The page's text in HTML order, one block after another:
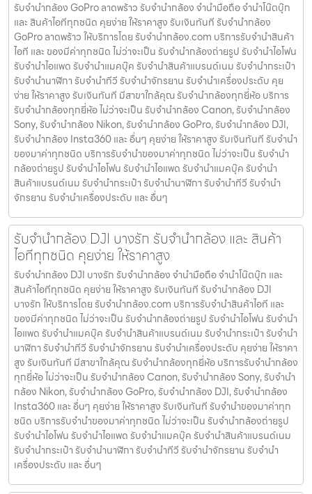
รับจำนำกล้อง GoPro ลาดพร้าว รับจํานํากล้อง จำนำมือถือ จำนำโน๊ตบุ๊ก
และ สินค้าไอทีทุกชนิด คุยง่าย ให้ราคาสูง รับเงินทันที รับจำนำกล้อง
GoPro ลาดพร้าว ให้บริการโดย รับจํานํากล้อง.com บริการรับจํานําสินค้า
ไอที และ ของมีค่าทุกชนิด ไม่ว่าจะเป็น รับจํานํากล้องถ่ายรูป รับจํานําไอโฟน
รับจํานําไอแพด รับจํานําแมคบุ๊ค รับจํานําสินค้าแบรนด์เนม รับจํานํากระเป๋า
รับจํานํานาฬิกา รับจํานําทีวี รับจํานําจักรยาน รับจํานําเครื่องประดับ คุย
ง่าย ให้ราคาสูง รับเงินทันที มีสาขาใกล้คุณ รับจำนำกล้องทุกยี่ห้อ บริการ
รับจำนำกล้องทุกยี่ห้อ ไม่ว่าจะเป็น รับจำนำกล้อง Canon, รับจำนำกล้อง
Sony, รับจำนำกล้อง Nikon, รับจำนำกล้อง GoPro, รับจำนำกล้อง DJI,
รับจำนำกล้อง Insta360 และ อื่นๆ คุยง่าย ให้ราคาสูง รับเงินทันที รับจำนำ
ของมาค่าทุกชนิด บริการรับจำนำของมาค่าทุกชนิด ไม่ว่าจะเป็น รับจํานํา
กล้องถ่ายรูป รับจํานําไอโฟน รับจํานําไอแพด รับจํานําแมคบุ๊ค รับจํานํา
สินค้าแบรนด์เนม รับจํานํากระเป๋า รับจํานํานาฬิกา รับจํานําทีวี รับจํานํา
จักรยาน รับจํานําเครื่องประดับ และ อื่นๆ
รับจำนำกล้อง DJI บางรัก รับจํานํากล้อง และ สินค้า
ไอทีทุกชนิด คุยง่าย ให้ราคาสูง
รับจำนำกล้อง DJI บางรัก รับจํานํากล้อง จำนำมือถือ จำนำโน๊ตบุ๊ก และ
สินค้าไอทีทุกชนิด คุยง่าย ให้ราคาสูง รับเงินทันที รับจำนำกล้อง DJI
บางรัก ให้บริการโดย รับจํานํากล้อง.com บริการรับจํานําสินค้าไอที และ
ของมีค่าทุกชนิด ไม่ว่าจะเป็น รับจํานํากล้องถ่ายรูป รับจํานําไอโฟน รับจํานํา
ไอแพด รับจํานําแมคบุ๊ค รับจํานําสินค้าแบรนด์เนม รับจํานํากระเป๋า รับจํานํา
นาฬิกา รับจํานําทีวี รับจํานําจักรยาน รับจํานําเครื่องประดับ คุยง่าย ให้ราคา
สูง รับเงินทันที มีสาขาใกล้คุณ รับจำนำกล้องทุกยี่ห้อ บริการรับจำนำกล้อง
ทุกยี่ห้อ ไม่ว่าจะเป็น รับจำนำกล้อง Canon, รับจำนำกล้อง Sony, รับจำนำ
กล้อง Nikon, รับจำนำกล้อง GoPro, รับจำนำกล้อง DJI, รับจำนำกล้อง
Insta360 และ อื่นๆ คุยง่าย ให้ราคาสูง รับเงินทันที รับจำนำของมาค่าทุก
ชนิด บริการรับจำนำของมาค่าทุกชนิด ไม่ว่าจะเป็น รับจํานํากล้องถ่ายรูป
รับจํานําไอโฟน รับจํานําไอแพด รับจํานําแมคบุ๊ค รับจํานําสินค้าแบรนด์เนม
รับจํานํากระเป๋า รับจํานํานาฬิกา รับจํานําทีวี รับจํานําจักรยาน รับจํานํา
เครื่องประดับ และ อื่นๆ